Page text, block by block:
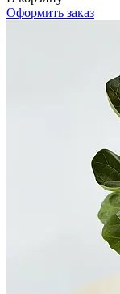
Оформить заказ